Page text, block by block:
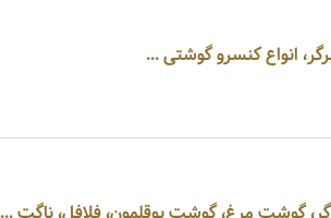
انواع کنسرو گوشتی ...